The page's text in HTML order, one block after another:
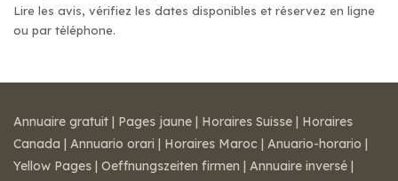
Lire les avis, vérifiez les dates disponibles et réservez en ligne
ou par téléphone.
Annuaire gratuit | Pages jaune | Horaires Suisse | Horaires
Canada | Annuario orari | Horaires Maroc | Anuario-horario |
Yellow Pages | Oeffnungszeiten firmen | Annuaire inversé |